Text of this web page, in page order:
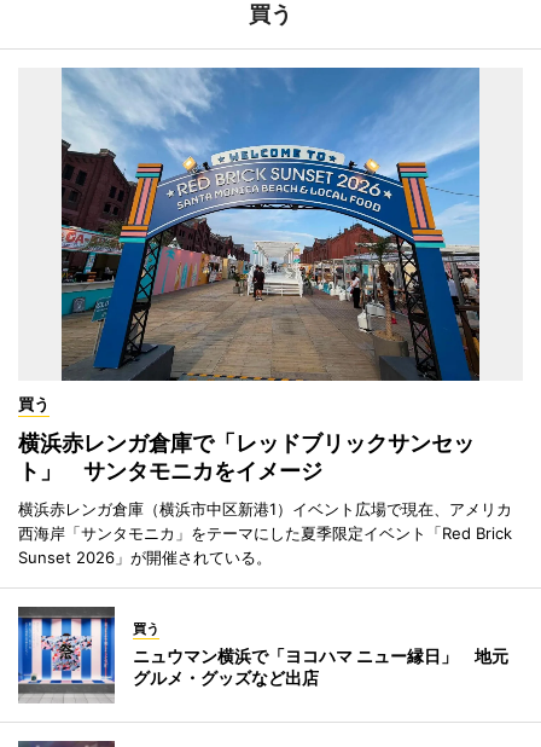
買う
買う
横浜赤レンガ倉庫で「レッドブリックサンセッ
ト」 サンタモニカをイメージ
横浜赤レンガ倉庫（横浜市中区新港1）イベント広場で現在、アメリカ
西海岸「サンタモニカ」をテーマにした夏季限定イベント「Red Brick
Sunset 2026」が開催されている。
買う
ニュウマン横浜で「ヨコハマ ニュー縁日」 地元
グルメ・グッズなど出店